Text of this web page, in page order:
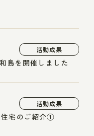
活動成果
島を開催しました
活動成果
宅のご紹介①